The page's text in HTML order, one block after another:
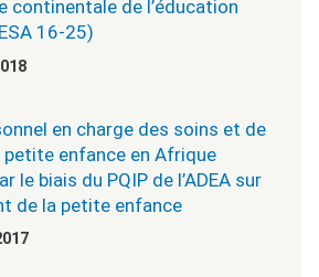
continentale de l’éducation
16-25)
en charge des soins et de
petite enfance en Afrique
le biais du PQIP de l’ADEA sur
de la petite enfance